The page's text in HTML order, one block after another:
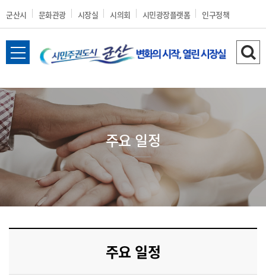
군산시 문화관광 시장실 시의회 시민광장플랫폼 인구정책
전
메
뉴
열
기
검
하
주요 일정
주요 일정